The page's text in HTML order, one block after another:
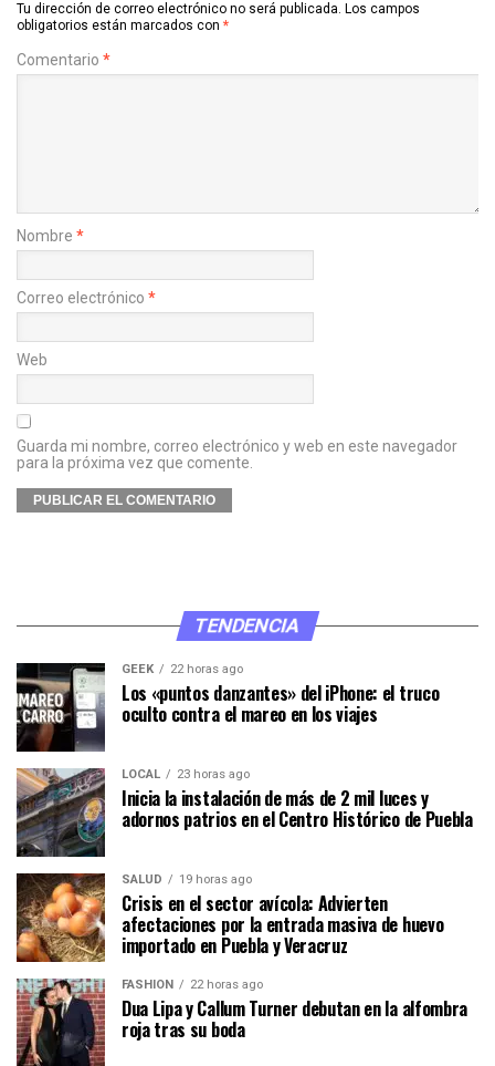
Tu dirección de correo electrónico no será publicada. Los campos
obligatorios están marcados con *
Comentario *
Nombre *
Correo electrónico *
Web
Guarda mi nombre, correo electrónico y web en este navegador
para la próxima vez que comente.
TENDENCIA
GEEK 22 horas ago
Los «puntos danzantes» del iPhone: el truco
oculto contra el mareo en los viajes
LOCAL 23 horas ago
Inicia la instalación de más de 2 mil luces y
adornos patrios en el Centro Histórico de Puebla
SALUD 19 horas ago
Crisis en el sector avícola: Advierten
afectaciones por la entrada masiva de huevo
importado en Puebla y Veracruz
FASHION 22 horas ago
Dua Lipa y Callum Turner debutan en la alfombra
roja tras su boda